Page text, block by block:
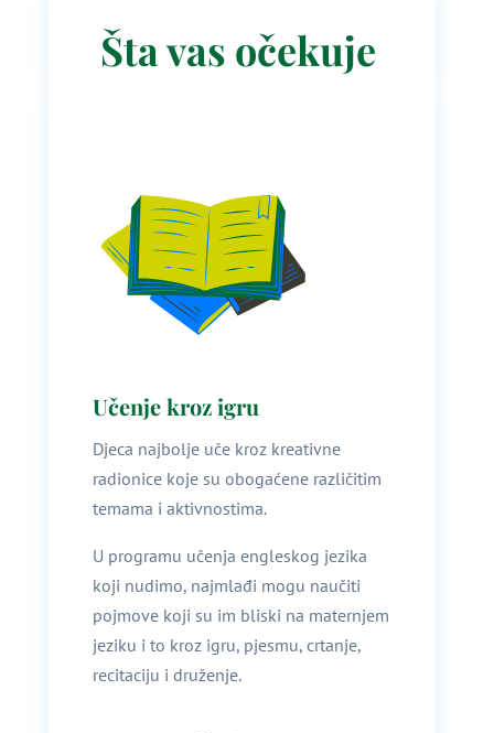
Šta vas očekuje
Učenje kroz igru
Djeca najbolje uče kroz kreativne
radionice koje su obogaćene različitim
temama i aktivnostima.
U programu učenja engleskog jezika
koji nudimo, najmlađi mogu naučiti
pojmove koji su im bliski na maternjem
jeziku i to kroz igru, pjesmu, crtanje,
recitaciju i druženje.